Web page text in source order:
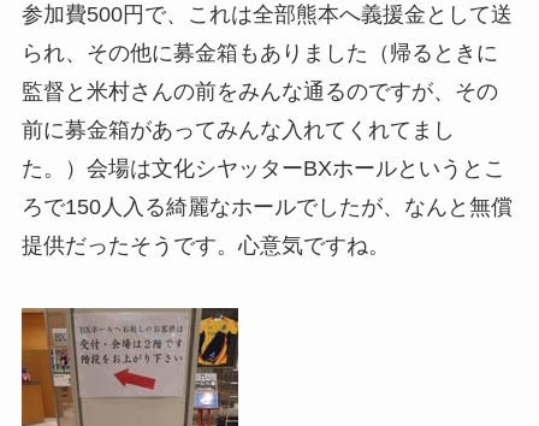
参加費500円で、これは全部熊本へ義援金として送
られ、その他に募金箱もありました（帰るときに
監督と米村さんの前をみんな通るのですが、その
前に募金箱があってみんな入れてくれてまし
た。）会場は文化シヤッターBXホールというとこ
ろで150人入る綺麗なホールでしたが、なんと無償
提供だったそうです。心意気ですね。